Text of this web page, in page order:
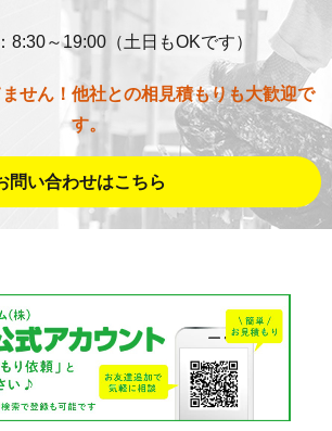
8:30～19:00（土日もOKです）
せん！他社との相見積もりも大歓迎で
す。
問い合わせはこちら